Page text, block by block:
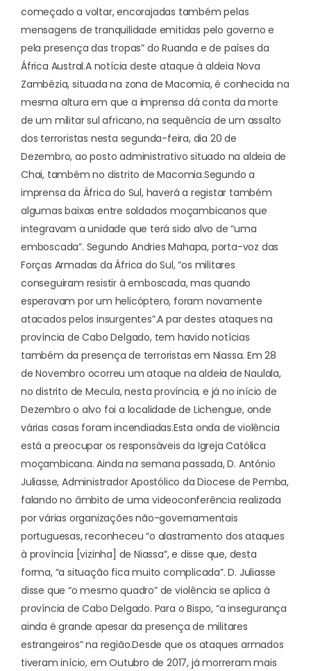
começado a voltar, encorajadas também pelas
mensagens de tranquilidade emitidas pelo governo e
pela presença das tropas” do Ruanda e de países da
África Austral.A notícia deste ataque à aldeia Nova
Zambézia, situada na zona de Macomia, é conhecida na
mesma altura em que a imprensa dá conta da morte
de um militar sul africano, na sequência de um assalto
dos terroristas nesta segunda-feira, dia 20 de
Dezembro, ao posto administrativo situado na aldeia de
Chai, também no distrito de Macomia.Segundo a
imprensa da África do Sul, haverá a registar também
algumas baixas entre soldados moçambicanos que
integravam a unidade que terá sido alvo de “uma
emboscada”. Segundo Andries Mahapa, porta-voz das
Forças Armadas da África do Sul, “os militares
conseguiram resistir à emboscada, mas quando
esperavam por um helicóptero, foram novamente
atacados pelos insurgentes”.A par destes ataques na
província de Cabo Delgado, tem havido notícias
também da presença de terroristas em Niassa. Em 28
de Novembro ocorreu umataque na aldeia de Naulala,
no distrito de Mecula, nesta província, e já no início de
Dezembro o alvo foi a localidade de Lichengue, onde
várias casas foram incendiadas.Esta onda de violência
está a preocupar os responsáveis da Igreja Católica
moçambicana. Ainda na semana passada, D. António
Juliasse, Administrador Apostólico da Diocese de Pemba,
falando no âmbito de uma videoconferência realizada
por várias organizações não-governamentais
portuguesas, reconheceu “o alastramento dos ataques
à província [vizinha] de Niassa”, e disse que, desta
forma, “a situação fica muito complicada”. D. Juliasse
disse que “o mesmo quadro” de violência se aplica à
província de Cabo Delgado. Para o Bispo, “a insegurança
ainda é grande apesar da presença de militares
estrangeiros” na região.Desde que os ataques armados
tiveram início, em Outubro de 2017, já morreram mais